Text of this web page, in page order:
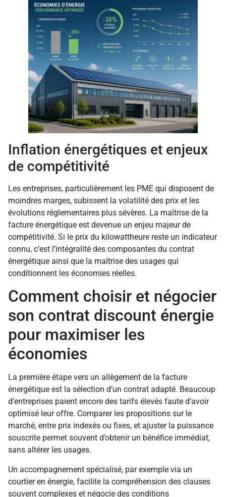
Inflation énergétiques et enjeux
de compétitivité
Les entreprises, particulièrement les PME qui disposent de
moindres marges, subissent la volatilité des prix et les
évolutions réglementaires plus sévères. La maîtrise de la
facture énergétique est devenue un enjeu majeur de
compétitivité. Si le prix du kilowattheure reste un indicateur
connu, c’est l’intégralité des composantes du contrat
énergétique ainsi que la maîtrise des usages qui
conditionnent les économies réelles.
Comment choisir et négocier
son contrat discount énergie
pour maximiser les
économies
La première étape vers un allègement de la facture
énergétique est la sélection d’un contrat adapté. Beaucoup
d’entreprises paient encore des tarifs élevés faute d’avoir
optimisé leur offre. Comparer les propositions sur le
marché, entre prix indexés ou fixes, et ajuster la puissance
souscrite permet souvent d’obtenir un bénéfice immédiat,
sans altérer les usages.
Un accompagnement spécialisé, par exemple via un
courtier en énergie, facilite la compréhension des clauses
souvent complexes et négocie des conditions